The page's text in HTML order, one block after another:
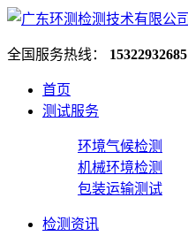
全国服务热线： 15322932685
首页
测试服务
环境气候检测
机械环境检测
包装运输测试
检测资讯